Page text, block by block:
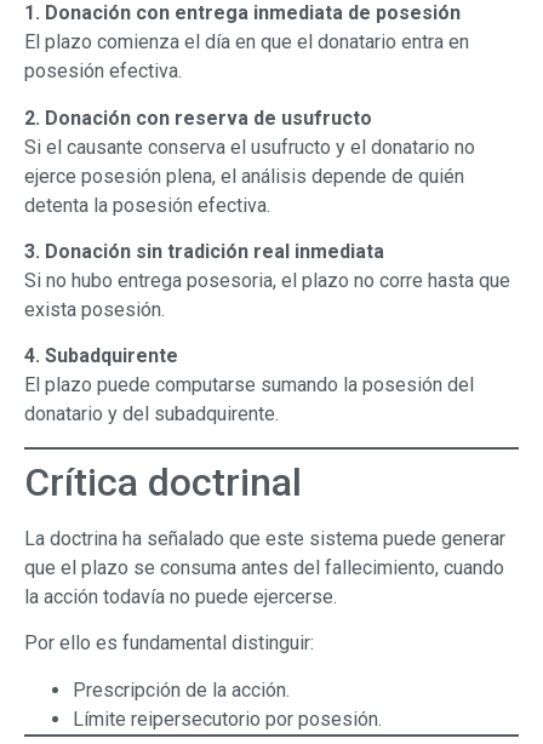
1. Donación con entrega inmediata de posesión
El plazo comienza el día en que el donatario entra en
posesión efectiva.
2. Donación con reserva de usufructo
Si el causante conserva el usufructo y el donatario no
ejerce posesión plena, el análisis depende de quién
detenta la posesión efectiva.
3. Donación sin tradición real inmediata
Si no hubo entrega posesoria, el plazo no corre hasta que
exista posesión.
4. Subadquirente
El plazo puede computarse sumando la posesión del
donatario y del subadquirente.
Crítica doctrinal
La doctrina ha señalado que este sistema puede generar
que el plazo se consuma antes del fallecimiento, cuando
la acción todavía no puede ejercerse.
Por ello es fundamental distinguir:
Prescripción de la acción.
Límite reipersecutorio por posesión.